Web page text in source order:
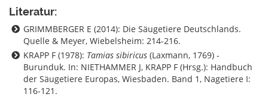
Literatur:
GRIMMBERGER E (2014): Die Säugetiere Deutschlands.
Quelle & Meyer, Wiebelsheim: 214-216.
KRAPP F (1978): Tamias sibiricus (Laxmann, 1769) -
Burunduk. In: NIETHAMMER J, KRAPP F (Hrsg.): Handbuch
der Säugetiere Europas, Wiesbaden. Band 1, Nagetiere I:
116-121.